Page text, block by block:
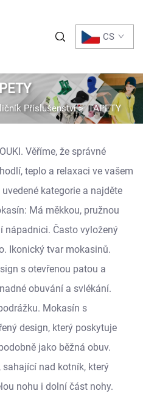
CS
Příslušenství>TAPETY
Věříme, že správné
teplo a relaxaci ve vašem
kategorie a najděte
Má měkkou, pružnou
nápadnici. Často vyložený
Ikonický tvar mokasinů.
s otevřenou patou a
obuvání a svlékání.
Mokasín s
design, který poskytuje
jako běžná obuv.
nad kotník, který
nohu i dolní část nohy.